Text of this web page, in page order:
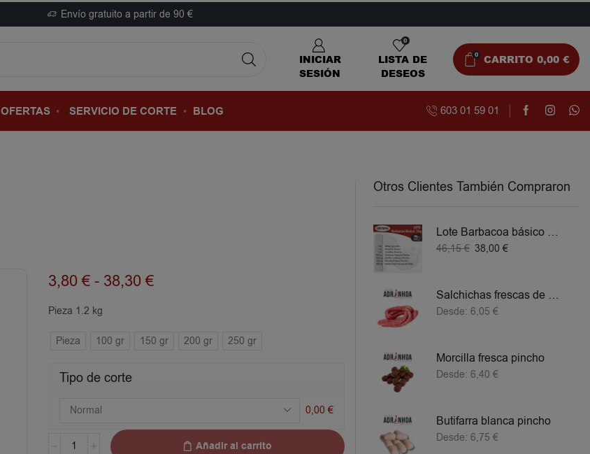
Envío gratuito a partir de 90 €
INICIAR
SESIÓN
0
LISTA DE
DESEOS
0 CARRITO 0,00 €
OFERTAS SERVICIO DE CORTE BLOG 603 01 59 01
3,80€ - 38,30€
Pieza 1.2 kg
Pieza 100 gr 150 gr 200 gr 250 gr
Tipo de corte
0,00 €
Añadir al carrito
Otros Clientes También Compraron
Lote Barbacoa básico 5 KG
46,15€ 38,00 €
Salchichas frescas de Pollo
Desde: 6,05 €
Morcilla fresca pincho
Desde: 6,40 €
Butifarra blanca pincho
Desde: 6,75 €